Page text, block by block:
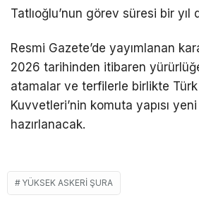
Tatlıoğlu’nun görev süresi bir yıl
Resmi Gazete’de yayımlanan
2026 tarihinden itibaren
atamalar ve terfilerle birlikte Türk
Kuvvetleri’nin komuta yapısı
hazırlanacak.
YÜKSEK ASKERI ŞURA